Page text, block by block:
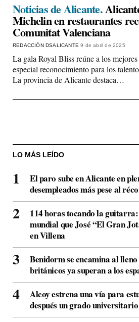
Noticias de Alicante.
Michelin en restaurantes
Comunitat Valenciana
REDACCIÓN DSALICANTE9 de abril de 2025
La gala Royal Bliss reúne a los
especial reconocimiento para los
La provincia de Alicante destaca…
LO MÁS LEÍDO
El paro sube en Alicante en
desempleados más pese al
114 horas tocando la
mundial que José “El Gran
en Villena
Benidorm se encamina al
británicos ya superan a los
Alcoy estrena una vía para
después un grado